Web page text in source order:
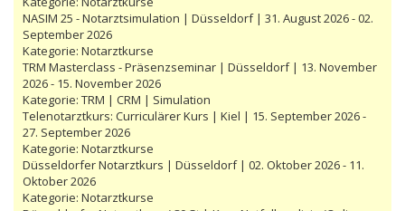
NASIM 25 - Notarztsimulation | Düsseldorf | 31. August 2026 - 02.
September 2026
Kategorie: Notarztkurse
TRM Masterclass - Präsenzseminar | Düsseldorf | 13. November
2026 - 15. November 2026
Kategorie: TRM | CRM | Simulation
Telenotarztkurs: Curriculärer Kurs | Kiel | 15. September 2026 -
27. September 2026
Kategorie: Notarztkurse
Düsseldorfer Notarztkurs | Düsseldorf | 02. Oktober 2026 - 11.
Oktober 2026
Kategorie: Notarztkurse